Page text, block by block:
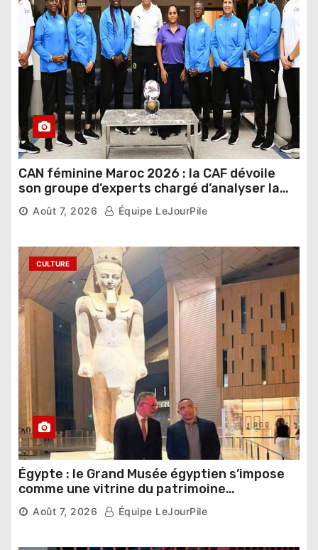
CAN féminine Maroc 2026 : la CAF dévoile
son groupe d’experts chargé d’analyser la
compétition
Août 7, 2026 Équipe LeJourPile
CULTURE
Égypte : le Grand Musée égyptien s’impose
comme une vitrine du patrimoine
pharaonique auprès des dirigeants
étrangers
Août 7, 2026 Équipe LeJourPile